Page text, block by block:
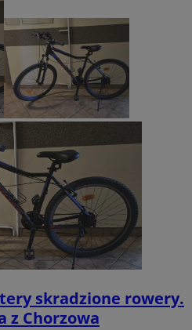
skradzione rowery.
z Chorzowa